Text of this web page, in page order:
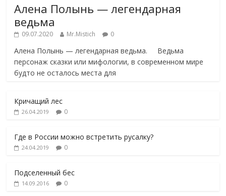
Алена Полынь — легендарная
ведьма
09.07.2020 Mr.Mistich 0
Алена Полынь — легендарная ведьма. Ведьма
персонаж сказки или мифологии, в современном мире
будто не осталось места для
Кричащий лес
26.04.2019 0
Где в России можно встретить русалку?
24.04.2019 0
Подселенный бес
14.09.2016 0